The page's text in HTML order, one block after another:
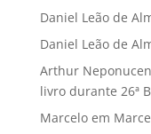
Daniel Leão de
Daniel Leão de
Arthur
livro durante 26ª
Marceloem